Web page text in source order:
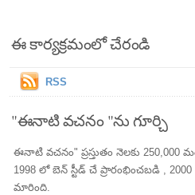
ఈ కార్యక్రమంలో చేరండి
RSS
"ఈనాటి వచనం "ను గూర్చి
ఈనాటి వచనం" ప్రస్తుతం నెలకు 250,000
1998 లో బెన్ స్టీడ్ చే ప్రారంభించబడి ,
మారింది.